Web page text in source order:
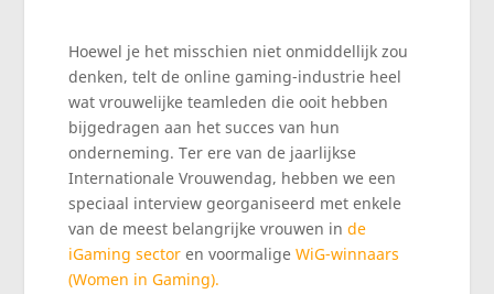
Hoewel je het misschien niet onmiddellijk zou
denken, telt de online gaming-industrie heel
wat vrouwelijke teamleden die ooit hebben
bijgedragen aan het succes van hun
onderneming. Ter ere van de jaarlijkse
Internationale Vrouwendag, hebben we een
speciaal interview georganiseerd met enkele
van de meest belangrijke vrouwen inde
iGaming sector en voormaligeWiG-winnaars
(Women in Gaming).